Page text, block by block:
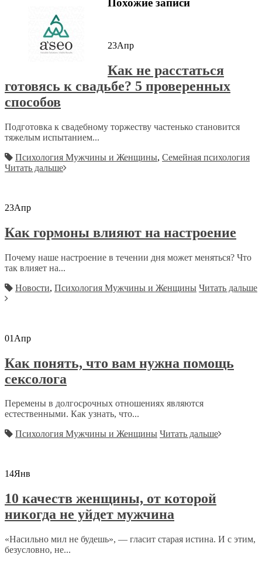
Похожие записи
23Апр
Как не расстаться
готовясь к свадьбе? 5 проверенных
способов
Подготовка к свадебному торжеству частенько становится
тяжелым испытанием...
Психология Мужчины и Женщины, Семейная психология
Читать дальше
23Апр
Как гормоны влияют на настроение
Почему наше настроение в течении дня может меняться? Что
так влияет на...
Новости, Психология Мужчины и Женщины Читать дальше
01 Апр
Как понять, что вам нужна помощь
сексолога
Перемены в долгосрочных отношениях являются
естественными. Как узнать, что...
Психология Мужчины и Женщины Читать дальше
14Янв
10 качеств женщины, от которой
никогда не уйдет мужчина
«Насильно мил не будешь», — гласит старая истина. И с этим,
безусловно, не...